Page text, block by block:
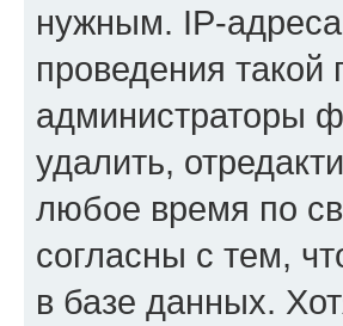
нужным. IP-
проведения такой
администраторы
удалить,
любое время по
согласны с тем,
в базе данных.